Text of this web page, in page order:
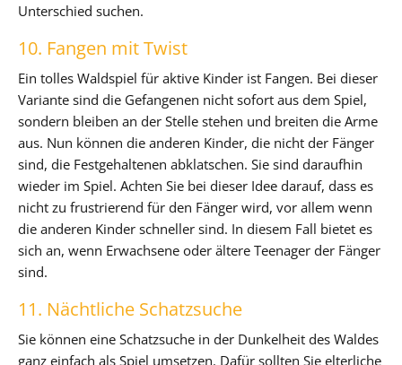
Unterschied suchen.
10. Fangen mit Twist
Ein tolles Waldspiel für aktive Kinder ist Fangen. Bei dieser
Variante sind die Gefangenen nicht sofort aus dem Spiel,
sondern bleiben an der Stelle stehen und breiten die Arme
aus. Nun können die anderen Kinder, die nicht der Fänger
sind, die Festgehaltenen abklatschen. Sie sind daraufhin
wieder im Spiel. Achten Sie bei dieser Idee darauf, dass es
nicht zu frustrierend für den Fänger wird, vor allem wenn
die anderen Kinder schneller sind. In diesem Fall bietet es
sich an, wenn Erwachsene oder ältere Teenager der Fänger
sind.
11. Nächtliche Schatzsuche
Sie können eine Schatzsuche in der Dunkelheit des Waldes
ganz einfach als Spiel umsetzen. Dafür sollten Sie elterliche